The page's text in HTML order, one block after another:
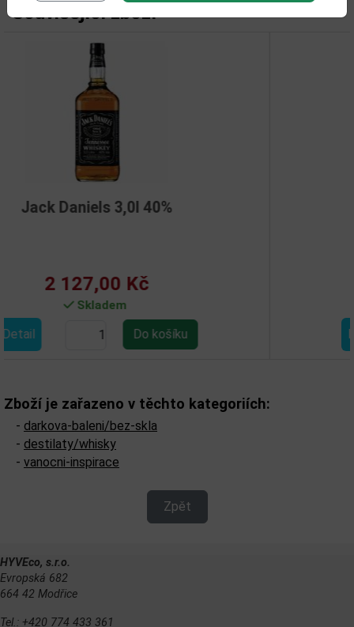
Související zboží
Detail
Zboží je zařazeno v těchto kategoriích:
- darkova-baleni/bez-skla
- destilaty/whisky
- vanocni-inspirace
Zpět
HYVEco, s.r.o.
Evropská 682
664 42 Modřice
Tel.: +420 774 433 361